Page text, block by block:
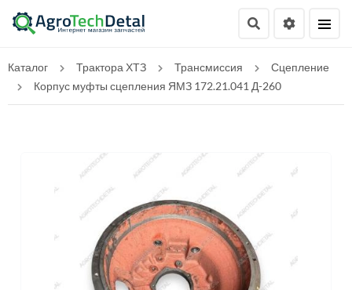
Каталог Трактора ХТЗ Трансмиссия
Сцепление
Корпус муфты сцепления ЯМЗ 172.21.041 Д-260